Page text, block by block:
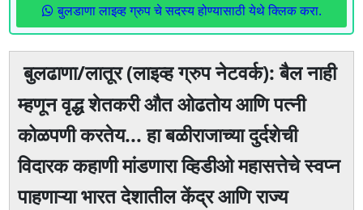
बुलडाणा लाइव्ह ग्रुप चे सदस्य होण्यासाठी येथे क्लिक करा.
बुलढाणा/लातूर (लाइव्ह ग्रुप नेटवर्क): बैल नाही
म्हणून वृद्ध शेतकरी औत ओढतोय आणि पत्नी
कोळपणी करतेय... हा बळीराजाच्या दुर्दशेची
विदारक कहाणी मांडणारा व्हिडीओ महासत्तेचे स्वप्न
पाहणाऱ्या भारत देशातील केंद्र आणि राज्य